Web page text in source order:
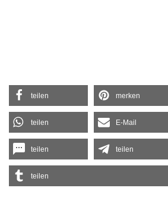
teilen merken
teilen E-Mail
teilen teilen
teilen